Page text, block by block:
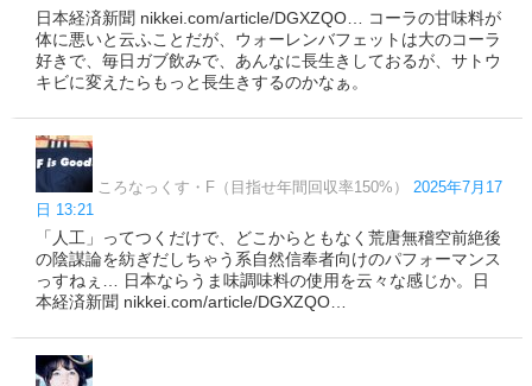
日本経済新聞 nikkei.com/article/DGXZQO… コーラの甘味料が
体に悪いと云ふことだが、ウォーレンバフェットは大のコーラ
好きで、毎日ガブ飲みで、あんなに長生きしておるが、サトウ
キビに変えたらもっと長生きするのかなぁ。
ころなっくす・F（目指せ年間回収率150%）
2025年7月17
日 13:21
「人工」ってつくだけで、どこからともなく荒唐無稽空前絶後
の陰謀論を紡ぎだしちゃう系自然信奉者向けのパフォーマンス
っすねぇ… 日本ならうま味調味料の使用を云々な感じか。日
本経済新聞 nikkei.com/article/DGXZQO…